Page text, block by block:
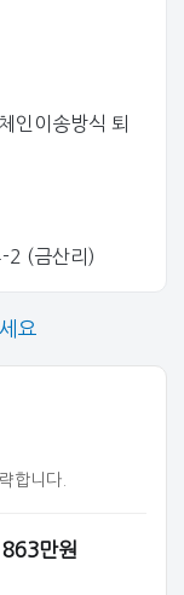
인이송방식 퇴
2 (금산리)
요
합니다.
만원